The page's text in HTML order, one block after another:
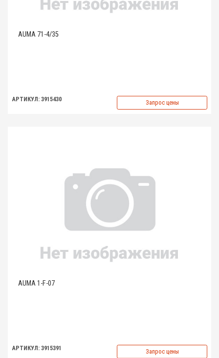
AUMA 71-4/35
АРТИКУЛ: 3915430 Запрос цены
AUMA 1-F-07
АРТИКУЛ: 3915391 Запрос цены